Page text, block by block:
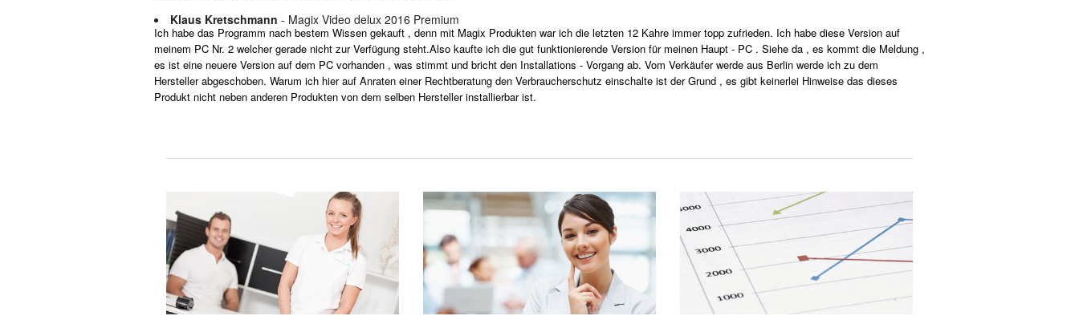
Klaus Kretschmann - Magix Video delux 2016 Premium
Ich habe das Programm nach bestem Wissen gekauft , denn mit Magix Produkten war ich die letzten 12 Kahre immer topp zufrieden. Ich habe diese Version auf
meinem PC Nr. 2 welcher gerade nicht zur Verfügung steht.Also kaufte ich die gut funktionierende Version für meinen Haupt - PC . Siehe da , es kommt die Meldung ,
es ist eine neuere Version auf dem PC vorhanden , was stimmt und bricht den Installations - Vorgang ab. Vom Verkäufer werde aus Berlin werde ich zu dem
Hersteller abgeschoben. Warum ich hier auf Anraten einer Rechtberatung den Verbraucherschutz einschalte ist der Grund , es gibt keinerlei Hinweise das dieses
Produkt nicht neben anderen Produkten von dem selben Hersteller installierbar ist.